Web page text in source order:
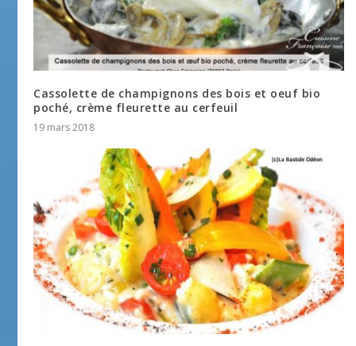
Cassolette de champignons des bois et oeuf bio
poché, crème fleurette au cerfeuil
19 mars 2018